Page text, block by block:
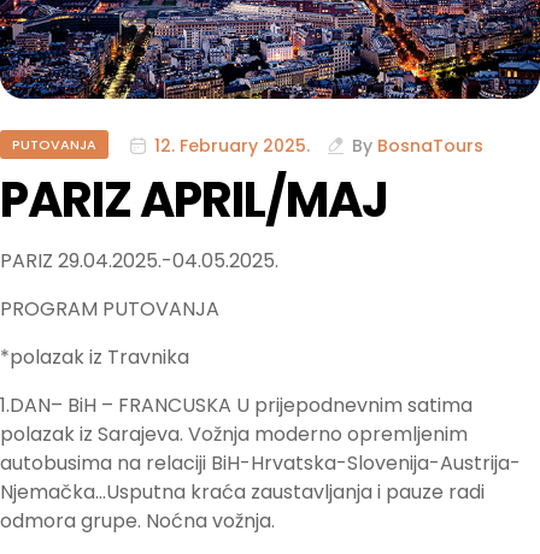
PUTOVANJA 12. February 2025. By BosnaTours
PARIZ APRIL/MAJ
PARIZ 29.04.2025.-04.05.2025.
PROGRAM PUTOVANJA
*polazak iz Travnika
1.DAN– BiH – FRANCUSKA U prijepodnevnim satima
polazak iz Sarajeva. Vožnja moderno opremljenim
autobusima na relaciji BiH-Hrvatska-Slovenija-Austrija-
Njemačka…Usputna kraća zaustavljanja i pauze radi
odmora grupe. Noćna vožnja.